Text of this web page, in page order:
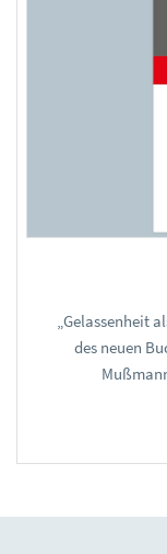
„Gelassenheit
des neuen